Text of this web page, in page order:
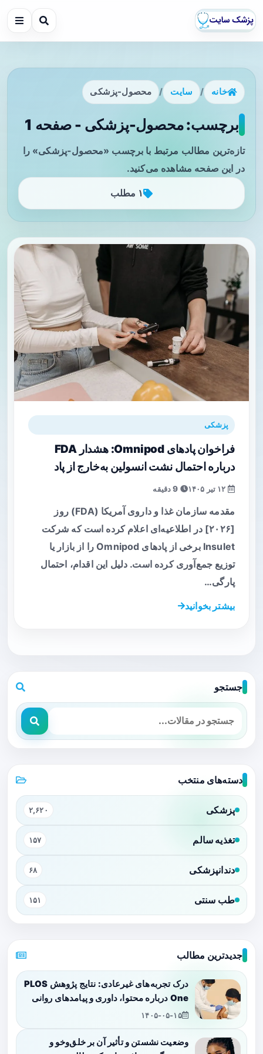
خانه / سایت / محصول-پزشکی
برچسب: محصول-پزشکی - صفحه 1
تازه‌ترین مطالب مرتبط با برچسب «محصول-پزشکی» را
در این صفحه مشاهده می‌کنید.
۱ مطلب
پزشکی
فراخوان پادهای Omnipod: هشدار FDA
درباره احتمال نشت انسولین به‌خارج از پاد
مقدمه سازمان غذا و داروی آمریکا (FDA) روز
[۲۰۲۶] در اطلاعیه‌ای اعلام کرده است که شرکت
Insulet برخی از پادهای Omnipod را از بازار یا
توزیع جمع‌آوری کرده است. دلیل این اقدام، احتمال
پارگی…
بیشتر بخوانید
جستجو
دسته‌های منتخب
پزشکی ۲,۶۲۰
تغذیه سالم ۱۵۷
دندانپزشکی ۶۸
طب سنتی ۱۵۱
جدیدترین مطالب
درک تجربه‌های غیرعادی: نتایج پژوهش PLOS
One درباره محتوا، داوری و پیامدهای روانی
۱۴۰۵-۰۵-۱۵
وضعیت نشستن و تأثیر آن بر خلق‌وخو و